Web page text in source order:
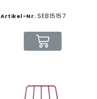
Artikel-Nr. SEB15157